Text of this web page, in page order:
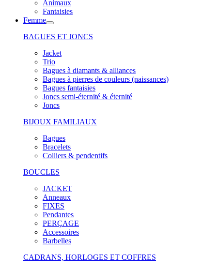
Animaux
Fantaisies
Femme
BAGUES ET JONCS
Jacket
Trio
Bagues à diamants & alliances
Bagues à pierres de couleurs (naissances)
Bagues fantaisies
Joncs semi-éternité & éternité
Joncs
BIJOUX FAMILIAUX
Bagues
Bracelets
Colliers & pendentifs
BOUCLES
JACKET
Anneaux
FIXES
Pendantes
PERÇAGE
Accessoires
Barbelles
CADRANS, HORLOGES ET COFFRES